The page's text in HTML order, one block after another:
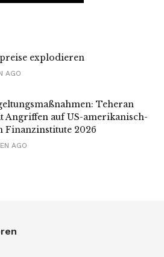
explodieren
AGO
Teheran
Angriffen auf US-amerikanisch-
Finanzinstitute 2026
AGO